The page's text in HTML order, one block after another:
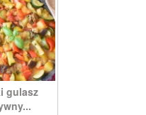
gulasz